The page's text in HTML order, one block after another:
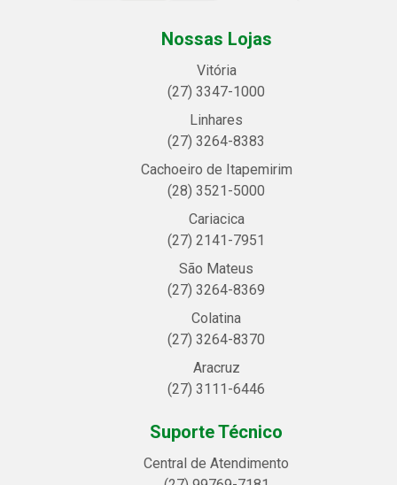
Nossas Lojas
Vitória
(27) 3347-1000
Linhares
(27) 3264-8383
Cachoeiro de Itapemirim
(28) 3521-5000
Cariacica
(27) 2141-7951
São Mateus
(27) 3264-8369
Colatina
(27) 3264-8370
Aracruz
(27) 3111-6446
Suporte Técnico
Central de Atendimento